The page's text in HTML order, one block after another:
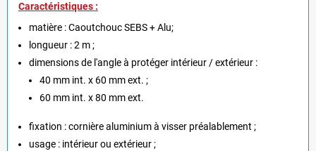
Caractéristiques :
matière : Caoutchouc SEBS + Alu;
longueur : 2 m ;
dimensions de l'angle à protéger intérieur / extérieur :
40 mm int. x 60 mm ext. ;
60 mm int. x 80 mm ext.
fixation : cornière aluminium à visser préalablement ;
usage : intérieur ou extérieur ;